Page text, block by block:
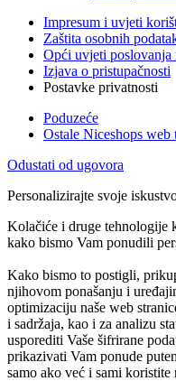
Impresum i uvjeti
Zaštita osobnih
Opći uvjeti poslovanja
Izjava o pristupačnosti
Postavke privatnosti
Poduzeće
Ostale Niceshops web
Odustati od ugovora
Personalizirajte svoje
Kolačiće i druge tehnologije
kako bismo Vam ponudili
Kako bismo to postigli,
njihovom ponašanju i
optimizaciju naše web
i sadržaja, kao i za analizu
usporediti Vaše šifrirane
prikazivati Vam ponude
samo ako već i sami koristite